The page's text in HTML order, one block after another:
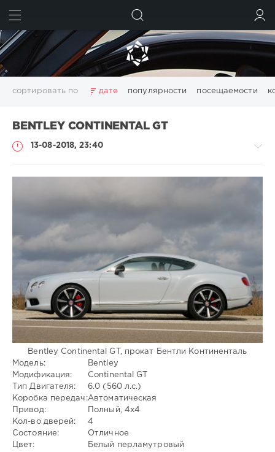
сортировать по дате популярности посещаемости
Аренда BMW 740
BENTLEY CONTINENTAL GT
13-08-2018, 23:40
admin
925
Bentley Continental GT, прокат Бентли Континенталь
Модель:
Bentley
Модификация:
Continental GT
Тип Двигателя:
6.0 (560 л.с.)
Коробка передач:Автоматическая
Привод:
Полный, 4x4
Кол-во дверей:
4
Состояние:
Отличное
Цвет:
Белый перламутровый